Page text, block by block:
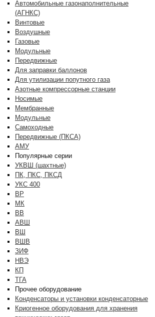
Автомобильные газонаполнительные
(АГНКС)
Винтовые
Воздушные
Газовые
Модульные
Передвижные
Для заправки баллонов
Для утилизации попутного газа
Азотные компрессорные станции
Носимые
Мембранные
Модульные
Самоходные
Передвижные (ПКСА)
АМУ
Популярные серии
УКВШ (шахтные)
ПК, ПКС, ПКСД
УКС 400
ВР
МК
ВВ
АВШ
ВШ
ВШВ
ЗИФ
НВЭ
КП
ТГА
Прочее оборудование
Конденсаторы и установки конденсаторные
Криогенное оборудования для хранения